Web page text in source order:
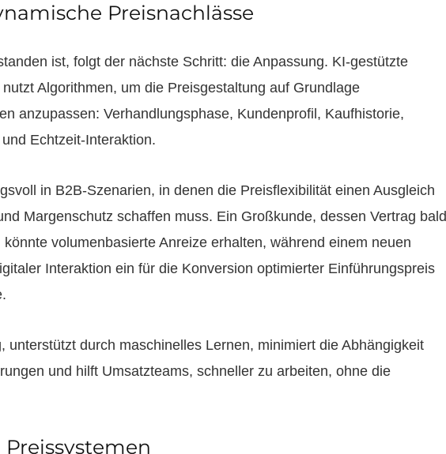
Preisnachlässe
ist, folgt der nächste Schritt: die Anpassung. KI-gestützte
Algorithmen, um die Preisgestaltung auf Grundlage
anzupassen: Verhandlungsphase, Kundenprofil, Kaufhistorie,
Echtzeit-Interaktion.
in B2B-Szenarien, in denen die Preisflexibilität einen Ausgleich
Margenschutz schaffen muss. Ein Großkunde, dessen Vertrag bald
volumenbasierte Anreize erhalten, während einem neuen
Interaktion ein für die Konversion optimierter Einführungspreis
unterstützt durch maschinelles Lernen, minimiert die Abhängigkeit
und hilft Umsatzteams, schneller zu arbeiten, ohne die